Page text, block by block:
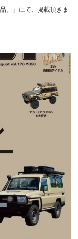
。」にて、掲載頂きま